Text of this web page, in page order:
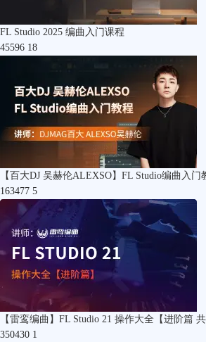
FL Studio 2025 编曲入门课程
45596 18
【百大DJ 吴赫伦ALEXSO】FL Studio编曲入门
163477 5
【雷鸾编曲】FL Studio 21 操作大全【进阶篇
350430 1